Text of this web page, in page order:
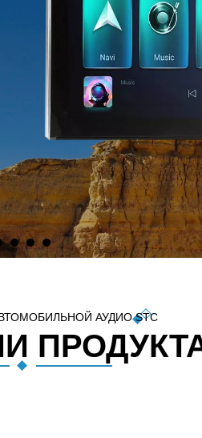
8 ядер,
eion,
осный
вязь
АУДИО STC